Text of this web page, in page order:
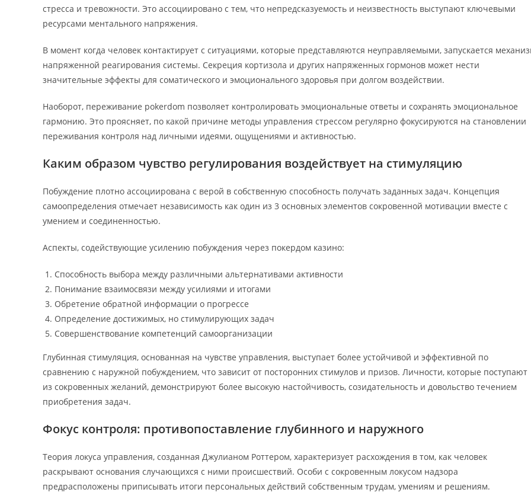
стресса и тревожности. Это ассоциировано с тем, что непредсказуемость и неизвестность выступают ключевыми
ресурсами ментального напряжения.
В момент когда человек контактирует с ситуациями, которые представляются неуправляемыми, запускается
напряженной реагирования системы. Секреция кортизола и других напряженных гормонов может нести
значительные эффекты для соматического и эмоционального здоровья при долгом воздействии.
Наоборот, переживание pokerdom позволяет контролировать эмоциональные ответы и сохранять эмоциональное
гармонию. Это проясняет, по какой причине методы управления стрессом регулярно фокусируются на становлении
переживания контроля над личными идеями, ощущениями и активностью.
Каким образом чувство регулирования воздействует на стимуляцию
Побуждение плотно ассоциирована с верой в собственную способность получать заданных задач. Концепция
самоопределения отмечает независимость как один из 3 основных элементов сокровенной мотивации вместе с
умением и соединенностью.
Аспекты, содействующие усилению побуждения через покердом казино:
Способность выбора между различными альтернативами активности
Понимание взаимосвязи между усилиями и итогами
Обретение обратной информации о прогрессе
Определение достижимых, но стимулирующих задач
Совершенствование компетенций самоорганизации
Глубинная стимуляция, основанная на чувстве управления, выступает более устойчивой и эффективной по
сравнению с наружной побуждением, что зависит от посторонних стимулов и призов. Личности, которые поступают
из сокровенных желаний, демонстрируют более высокую настойчивость, созидательность и довольство течением
приобретения задач.
Фокус контроля: противопоставление глубинного и наружного
Теория локуса управления, созданная Джулианом Роттером, характеризует расхождения в том, как человек
раскрывают основания случающихся с ними происшествий. Особи с сокровенным локусом надзора
предрасположены приписывать итоги персональных действий собственным трудам, умениям и решениям.